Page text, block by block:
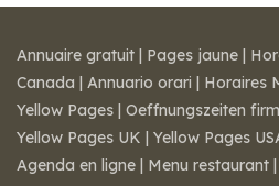
Annuaire gratuit | Pages jaune |
Canada | Annuario orari | Horaires
Yellow Pages | Oeffnungszeiten
Yellow Pages UK | Yellow Pages
Agenda en ligne | Menu restaurant |